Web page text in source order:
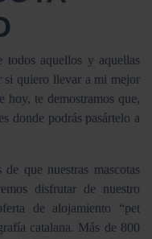
aquellos y aquellas
si quiero llevar a mi mejor
hoy, te demostramos que,
donde podrás pasártelo a
que nuestras mascotas
disfrutar de nuestro
de alojamiento “pet
catalana. Más de 800